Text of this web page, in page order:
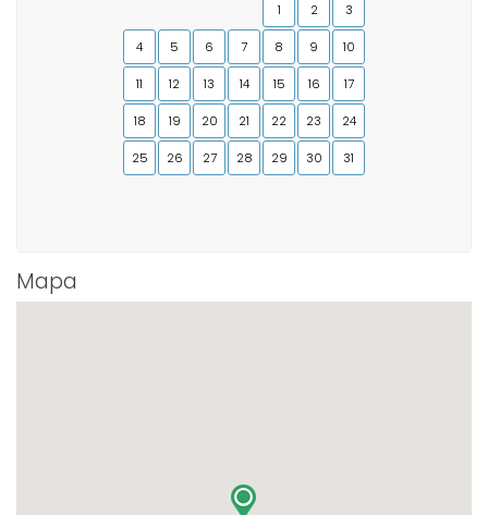
1
2 3
4 5 6 7 8 9 10
11 12 13 14 15 16 17
18 19 20 21 22 23 24
25 26 27 28 29 30 31
Mapa